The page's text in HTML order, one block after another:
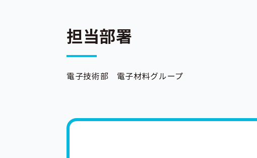
担当部署
電子技術部 電子材料グループ